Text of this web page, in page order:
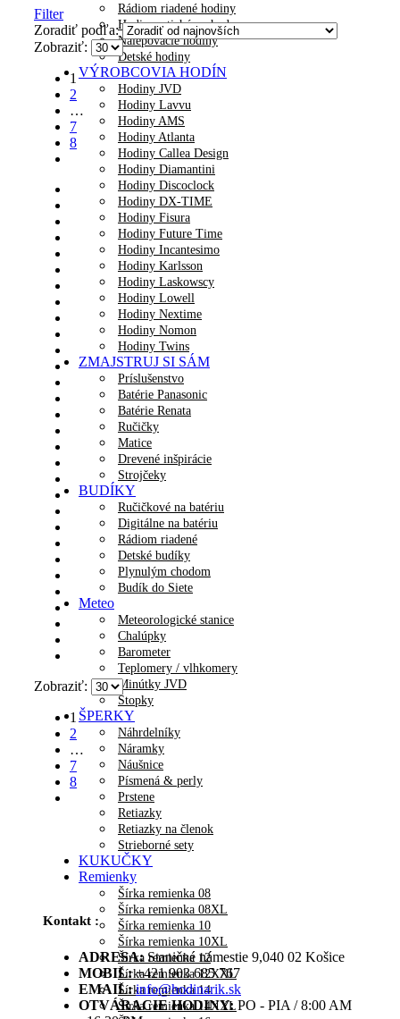
Rádiom riadené hodiny
Hodiny s tichým chodom
Nalepovacie hodiny
Detské hodiny
VÝROBCOVIA HODÍN
Hodiny JVD
Hodiny Lavvu
Hodiny AMS
Hodiny Atlanta
Hodiny Callea Design
Hodiny Diamantini
Hodiny Discoclock
Hodiny DX-TIME
Hodiny Fisura
Hodiny Future Time
Hodiny Incantesimo
Hodiny Karlsson
Hodiny Laskowscy
Hodiny Lowell
Hodiny Nextime
Hodiny Nomon
Hodiny Twins
ZMAJSTRUJ SI SÁM
Príslušenstvo
Batérie Panasonic
Batérie Renata
Ručičky
Matice
Drevené inšpirácie
Strojčeky
BUDÍKY
Ručičkové na batériu
Digitálne na batériu
Rádiom riadené
Detské budíky
Plynulým chodom
Budík do Siete
Meteo
Meteorologické stanice
Chalúpky
Barometer
Teplomery / vlhkomery
Minútky JVD
Stopky
ŠPERKY
Náhrdelníky
Náramky
Náušnice
Písmená & perly
Prstene
Retiazky
Retiazky na členok
Strieborné sety
KUKUČKY
Remienky
Šírka remienka 08
Šírka remienka 08XL
Šírka remienka 10
Šírka remienka 10XL
Šírka remienka 12
Šírka remienka 12XXL
Šírka remienka 14
Šírka remienka 14XXL
Filter
Zoradiť podľa:
Zobraziť:
1
2
…
7
8
Zobraziť:
1
2
…
7
8
Kontakt :
ADRESA: Staničné námestie 9,040 02 Košice
MOBIL: +421 903 685 767
EMAIL: info@hodinarik.sk
OTVÁRACIE HODINY: PO - PIA / 8:00 AM